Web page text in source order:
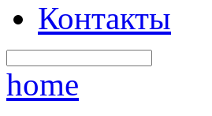
Контакты
home